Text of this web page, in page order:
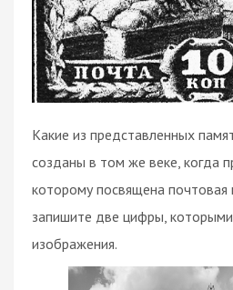
Какие из представленных
созданы в том же веке, когда
которому посвящена почтовая
запишите две цифры,
изображения.